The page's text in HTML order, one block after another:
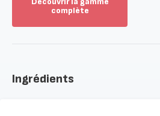
complète
gamme
Ingrédients